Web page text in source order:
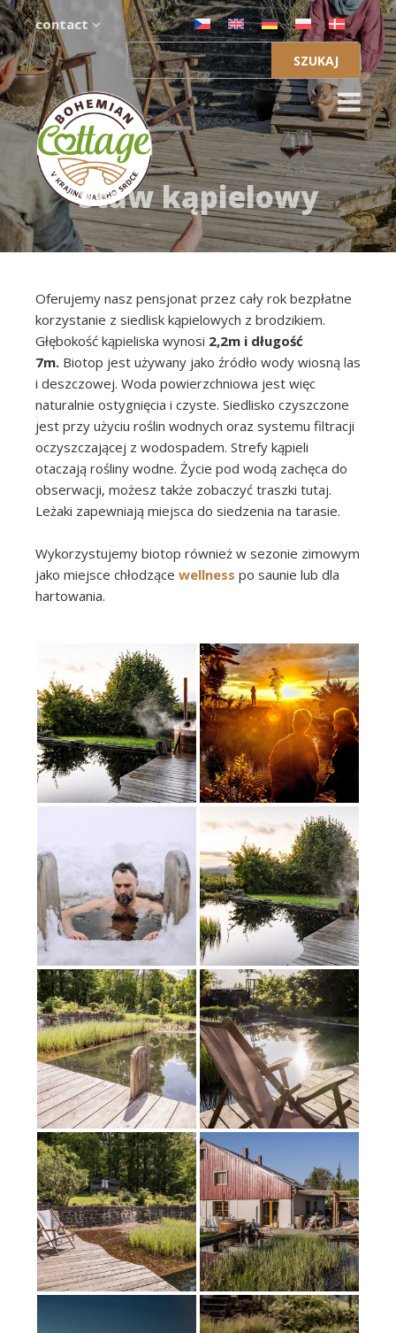
contact
Szukaj:
Staw kąpielowy
Oferujemy nasz pensjonat przez cały rok bezpłatne
korzystanie z siedlisk kąpielowych z brodzikiem.
Głębokość kąpieliska wynosi 2,2m i długość
7m. Biotop jest używany jako źródło wody wiosną las
i deszczowej. Woda powierzchniowa jest więc
naturalnie ostygnięcia i czyste. Siedlisko czyszczone
jest przy użyciu roślin wodnych oraz systemu filtracji
oczyszczającej z wodospadem. Strefy kąpieli
otaczają rośliny wodne. Życie pod wodą zachęca do
obserwacji, możesz także zobaczyć traszki tutaj.
Leżaki zapewniają miejsca do siedzenia na tarasie.
Wykorzystujemy biotop również w sezonie zimowym
jako miejsce chłodzące wellness po saunie lub dla
hartowania.